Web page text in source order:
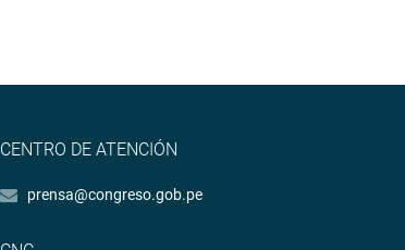
CENTRO DE ATENCIÓN
prensa@congreso.gob.pe